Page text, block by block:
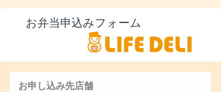
お弁当申込みフォーム
お申し込み先店舗